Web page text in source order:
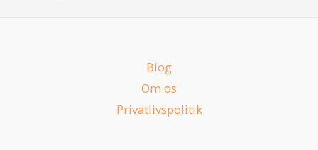
Blog
Om os
Privatlivspolitik